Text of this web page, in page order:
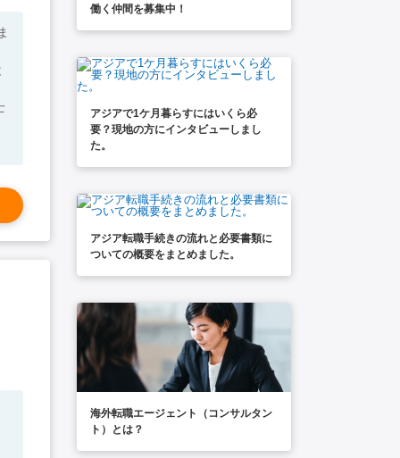
働く仲間を募集中！
アジアで1ケ月暮らすにはいくら必
要？現地の方にインタビューしまし
た。
アジア転職手続きの流れと必要書類に
ついての概要をまとめました。
海外転職エージェント（コンサルタン
ト）とは？